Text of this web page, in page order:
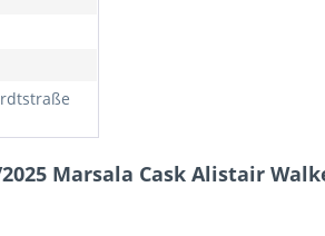
Marsala Cask Alistair